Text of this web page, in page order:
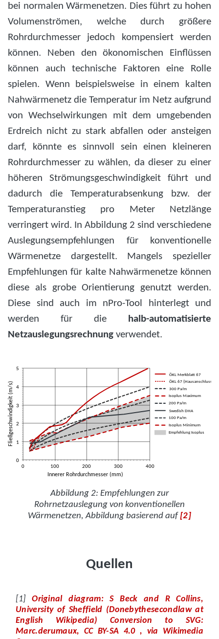
bei normalen Wärmenetzen. Dies führt zu hohen
Volumenströmen, welche durch größere
Rohrdurchmesser jedoch kompensiert werden
können. Neben den ökonomischen Einflüssen
können auch technische Faktoren eine Rolle
spielen. Wenn beispielsweise in einem kalten
Nahwärmenetz die Temperatur im Netz aufgrund
von Wechselwirkungen mit dem umgebenden
Erdreich nicht zu stark abfallen oder ansteigen
darf, könnte es sinnvoll sein einen kleineren
Rohrdurchmesser zu wählen, da dieser zu einer
höheren Strömungsgeschwindigkeit führt und
dadurch die Temperaturabsenkung bzw. der
Temperaturanstieg pro Meter Netzlänge
verringert wird. In Abbildung 2 sind verschiedene
Auslegungsempfehlungen für konventionelle
Wärmenetze dargestellt. Mangels spezieller
Empfehlungen für kalte Nahwärmenetze können
diese als grobe Orientierung genutzt werden.
Diese sind auch im nPro-Tool hinterlegt und
werden für die
halb-automatisierte
Netzauslegungsrechnung verwendet.
Abbildung 2: Empfehlungen zur
Rohrnetzauslegung von konventionellen
Wärmenetzen, Abbildung basierend auf [2]
Quellen
Original diagram: S Beck and R Collins,
University of Sheffield (Donebythesecondlaw at
English Wikipedia) Conversion to SVG:
Marc.derumaux, CC BY-SA 4.0, via Wikimedia